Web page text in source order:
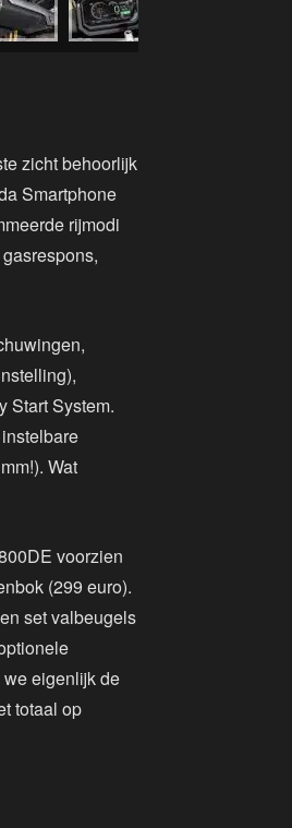
zicht behoorlijk
Smartphone
rijmodi
Start System.
Wat
voorzien
(299 euro).
set valbeugels
we eigenlijk de
totaal op